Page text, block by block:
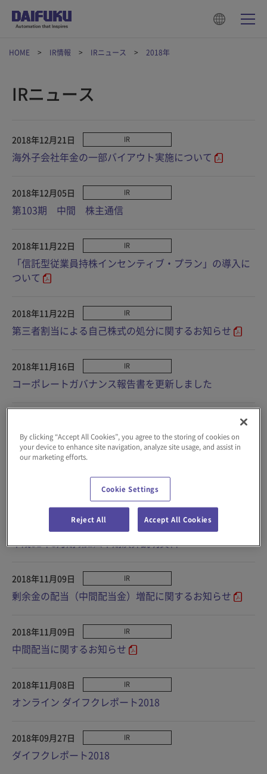
HOME IR情報 IRニュース 2018年
IRニュース
2018年12月21日 IR
海外子会社年金の一部バイアウト実施について
2018年12月05日 IR
第103期 中間 株主通信
2018年11月22日 IR
「信託型従業員持株インセンティブ・プラン」の導入に
ついて
2018年11月22日 IR
第三者割当による自己株式の処分に関するお知らせ
2018年11月16日 IR
コーポレートガバナンス報告書を更新しました
平成31年3月期 四半期報告書（第2四半期）
平成31年3月期 第2四半期決算短信
2018年11月09日
平成31年3月期 第2四半期決算説明資料
2018年11月09日 IR
剰余金の配当（中間配当金）増配に関するお知らせ
2018年11月09日 IR
中間配当に関するお知らせ
2018年11月08日 IR
オンライン ダイフクレポート2018
2018年09月27日 IR
ダイフクレポート2018
By clicking “Accept All Cookies”, you agree to the storing of cookies on
your device to enhance site navigation, analyze site usage, and assist in
our marketing efforts.
Cookie Settings
Reject All Accept All Cookies